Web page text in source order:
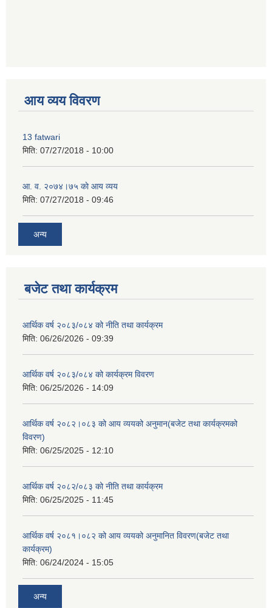
आय व्यय विवरण
13 fatwari
मिति: 07/27/2018 - 10:00
आ‍. व. २०७४।७५ काे आय व्यय
मिति: 07/27/2018 - 09:46
अन्य
बजेट तथा कार्यक्रम
आर्थिक वर्ष २०८३/०८४ को नीति तथा कार्यक्रम
मिति: 06/26/2026 - 09:39
आर्थिक वर्ष २०८३/०८४ को कार्यक्रम विवरण
मिति: 06/25/2026 - 14:09
आर्थिक वर्ष २०८२।०८३ को आय व्ययको अनुमान(बजेट तथा कार्यक्रमको
विवरण)
मिति: 06/25/2025 - 12:10
आर्थिक वर्ष २०८२/०८३ को नीति तथा कार्यक्रम
मिति: 06/25/2025 - 11:45
आर्थिक वर्ष २०८१।०८२ को आय व्ययको अनुमानित विवरण(बजेट तथा
कार्यक्रम)
मिति: 06/24/2024 - 15:05
अन्य